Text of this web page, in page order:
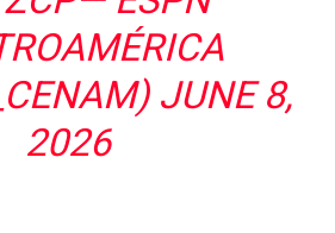
JUNE 8,
2026